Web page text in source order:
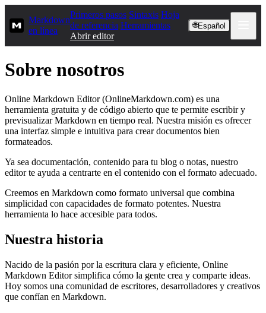
Markdown
en línea
Primeros pasos Sintaxis Hoja
de referencia Herramientas
Abrir editor
🌐Español
Sobre nosotros
Online Markdown Editor (OnlineMarkdown.com) es una
herramienta gratuita y de código abierto que te permite escribir y
previsualizar Markdown en tiempo real. Nuestra misión es ofrecer
una interfaz simple e intuitiva para crear documentos bien
formateados.
Ya sea documentación, contenido para tu blog o notas, nuestro
editor te ayuda a centrarte en el contenido con el formato adecuado.
Creemos en Markdown como formato universal que combina
simplicidad con capacidades de formato potentes. Nuestra
herramienta lo hace accesible para todos.
Nuestra historia
Nacido de la pasión por la escritura clara y eficiente, Online
Markdown Editor simplifica cómo la gente crea y comparte ideas.
Hoy somos una comunidad de escritores, desarrolladores y creativos
que confían en Markdown.